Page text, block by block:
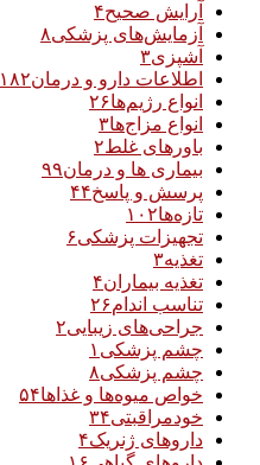
آرایش صحیح۴
آزمایش‌های پزشکی۸
آشپزی۳
اطلاعات دارو و درمان۱۸۲
انواع رژیم‌ها۲۶
انواع مزاج‌ها۳
باورهای غلط۲
بیماری ها و درمان۹۹
پرسش و پاسخ۴۴
تازه‌ها۱۰۲
تجهیزات پزشکی۶
تغذیه۳
تغذیه بیماران۴
تناسب اندام۲۶
جراحی‌های زیبایی۲
چشم پزشکی ۱
چشم پزشکی۸
خواص میوه‌ها و غذاها۵۴
خودمراقبتی۳۴
داروهای ژنریک۴